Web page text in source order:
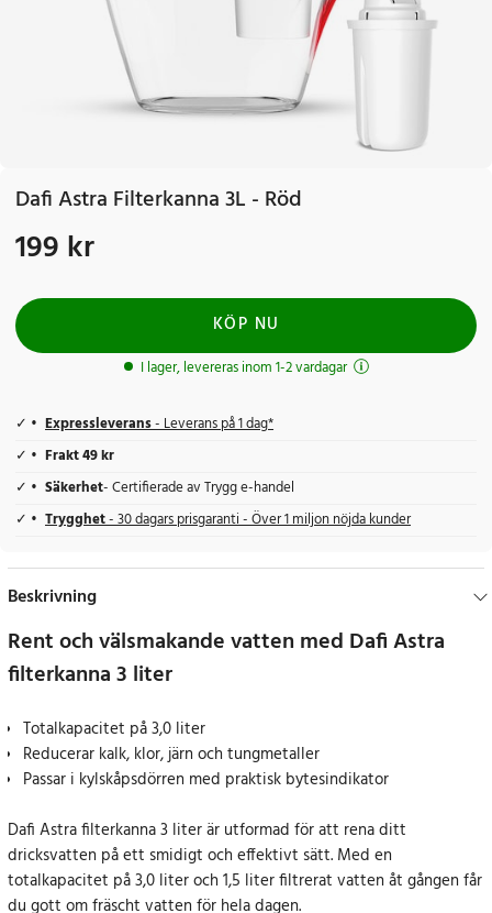
Dafi Astra Filterkanna 3L - Röd
Pris:199 kr
199 kr
KÖP NU
I lager, levereras inom 1-2 vardagar
Expressleverans- Leverans på 1 dag*
Frakt 49 kr
Säkerhet- Certifierade av Trygg e-handel
Trygghet- 30 dagars prisgaranti - Över 1 miljon nöjda kunder
Beskrivning
Rent och välsmakande vatten med Dafi Astra
filterkanna 3 liter
Totalkapacitet på 3,0 liter
Reducerar kalk, klor, järn och tungmetaller
Passar i kylskåpsdörren med praktisk bytesindikator
Dafi Astra filterkanna 3 liter är utformad för att rena ditt
dricksvatten på ett smidigt och effektivt sätt. Med en
totalkapacitet på 3,0 liter och 1,5 liter filtrerat vatten åt gången får
du gott om fräscht vatten för hela dagen.